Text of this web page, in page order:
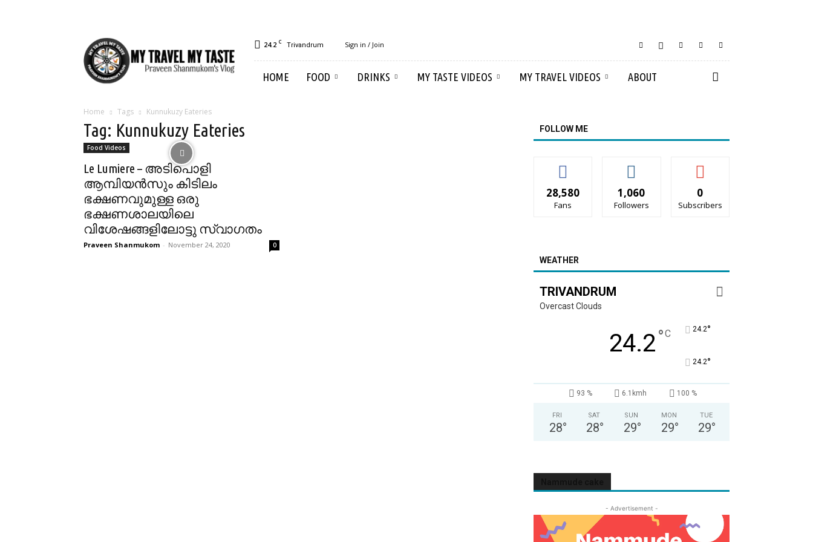
Travel
My
Taste
24.2 C Trivandrum Sign in / Join
HOME FOOD DRINKS MY TASTE VIDEOS MY TRAVEL VIDEOS ABOUT
Home Tags Kunnukuzy Eateries
Tag: Kunnukuzy Eateries
Food Videos
Le Lumiere – അടിപൊളി
ആമ്പിയൻസും കിടിലം
ഭക്ഷണവുമുള്ള ഒരു
ഭക്ഷണശാലയിലെ
വിശേഷങ്ങളിലോട്ടു സ്വാഗതം
Praveen Shanmukom - November 24, 2020 0
FOLLOW ME
28,580
Fans
1,060
Followers
0
Subscribers
WEATHER
TRIVANDRUM
Overcast Clouds
24.2°C 24.2°
24.2°
93 % 6.1kmh 100 %
FRI
28°
SAT
28°
SUN
29°
MON
29°
TUE
29°
- Advertisement -